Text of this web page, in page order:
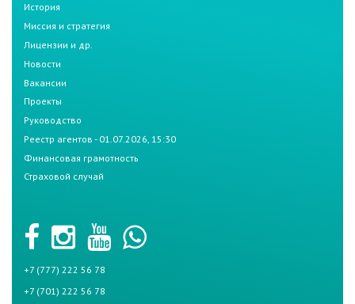
История
Миссия и стратегия
Лицензии и др.
Новости
Вакансии
Проекты
Руководство
Реестр агентов - 01.07.2026, 15:30
Финансовая грамотность
Страховой случай
+7 (777) 222 56 78
+7 (701) 222 56 78